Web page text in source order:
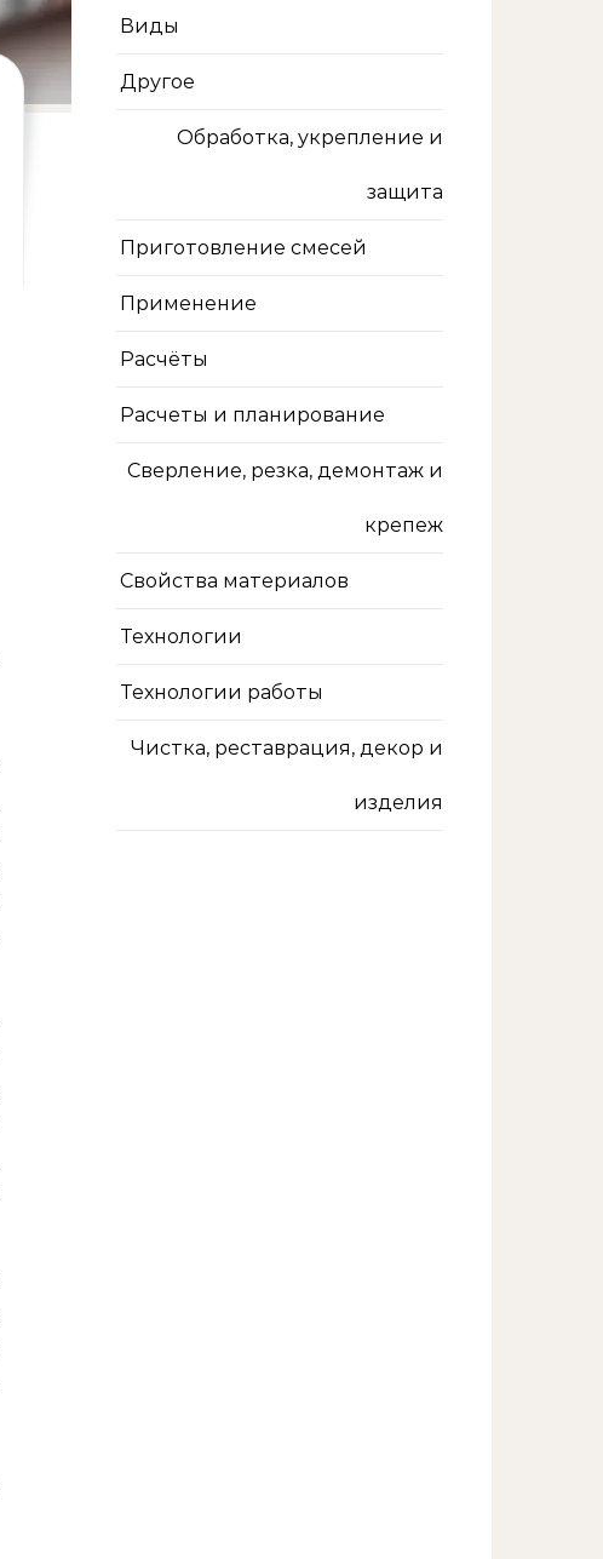
Виды
Другое
Обработка, укрепление и
защита
Приготовление смесей
Применение
Расчёты
Расчеты и планирование
Сверление, резка, демонтаж и
крепеж
Свойства материалов
Технологии
Технологии работы
Чистка, реставрация, декор и
изделия